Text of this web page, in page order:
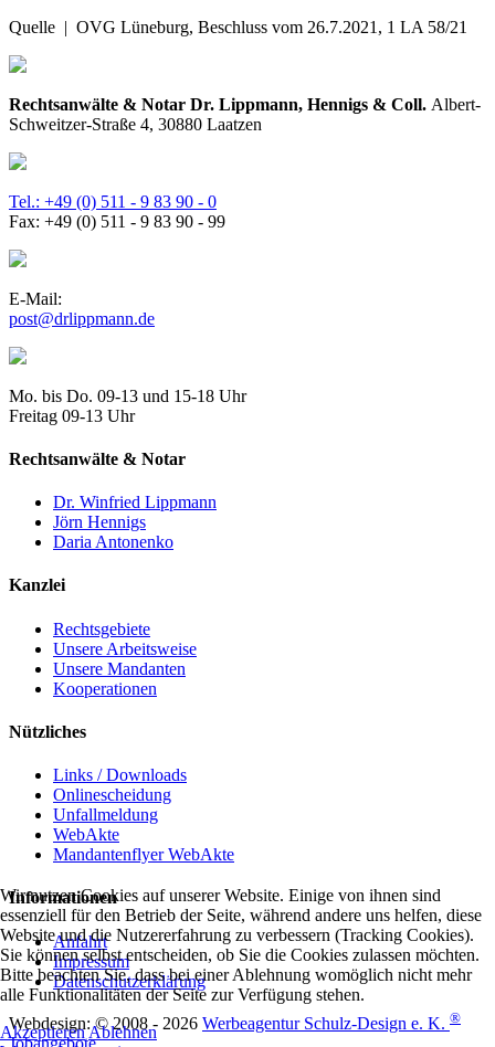
Quelle | OVG Lüneburg, Beschluss vom 26.7.2021, 1 LA 58/21
Rechtsanwälte & Notar Dr. Lippmann, Hennigs & Coll. Albert-
Schweitzer-Straße 4, 30880 Laatzen
Tel.: +49 (0) 511 - 9 83 90 - 0
Fax: +49 (0) 511 - 9 83 90 - 99
E-Mail:
post@drlippmann.de
Mo. bis Do. 09-13 und 15-18 Uhr
Freitag 09-13 Uhr
Rechtsanwälte & Notar
Dr. Winfried Lippmann
Jörn Hennigs
Daria Antonenko
Kanzlei
Rechtsgebiete
Unsere Arbeitsweise
Unsere Mandanten
Kooperationen
Nützliches
Links / Downloads
Onlinescheidung
Unfallmeldung
WebAkte
Mandantenflyer WebAkte
Informationen
Anfahrt
Impressum
Datenschutzerklärung
Webdesign: © 2008 - 2026 Werbeagentur Schulz-Design e. K. ®
Jobangebote
Wir nutzen Cookies auf unserer Website. Einige von ihnen sind
essenziell für den Betrieb der Seite, während andere uns helfen, diese
Website und die Nutzererfahrung zu verbessern (Tracking Cookies).
Sie können selbst entscheiden, ob Sie die Cookies zulassen möchten.
Bitte beachten Sie, dass bei einer Ablehnung womöglich nicht mehr
alle Funktionalitäten der Seite zur Verfügung stehen.
AkzeptierenAblehnen